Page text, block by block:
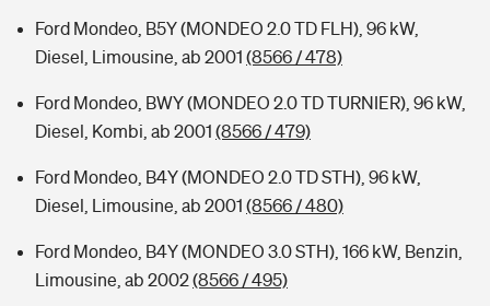
Ford Mondeo, B5Y (MONDEO 2.0 TD FLH), 96 kW,
Diesel, Limousine, ab 2001 (8566 / 478)
Ford Mondeo, BWY (MONDEO 2.0 TD TURNIER), 96 kW,
Diesel, Kombi, ab 2001 (8566 / 479)
Ford Mondeo, B4Y (MONDEO 2.0 TD STH), 96 kW,
Diesel, Limousine, ab 2001 (8566 / 480)
Ford Mondeo, B4Y (MONDEO 3.0 STH), 166 kW, Benzin,
Limousine, ab 2002(8566 / 495)